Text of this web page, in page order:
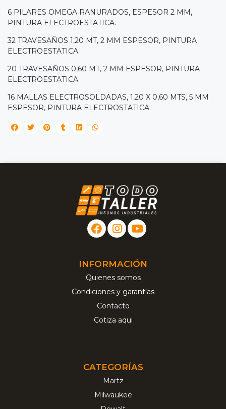
6 PILARES OMEGA RANURADOS, ESPESOR 2 MM,
PINTURA ELECTROESTATICA.
32 TRAVESAÑOS 1,20 MT, 2 MM ESPESOR, PINTURA
ELECTROESTATICA.
20 TRAVESAÑOS 0,60 MT, 2 MM ESPESOR, PINTURA
ELECTROESTATICA.
16 MALLAS ELECTROSOLDADAS, 1,20 X 0,60 MTS, 5 MM
ESPESOR, PINTURA ELECTROSTATICA.
INFORMACIÓN
Quienes somos
Condiciones y garantías
Contacto
Cotiza aqui
CATEGORÍAS
Martz
Milwaukee